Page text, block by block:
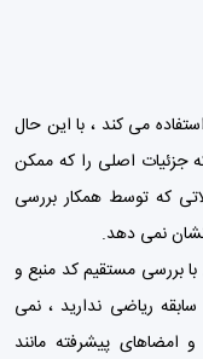
می کند ، با این حال
جزئیات اصلی را که ممکن
که توسط همکار بررسی
نمی دهد.
بررسی مستقیم کد منبع و
ریاضی ندارید ، نمی
امضاهای پیشرفته مانند